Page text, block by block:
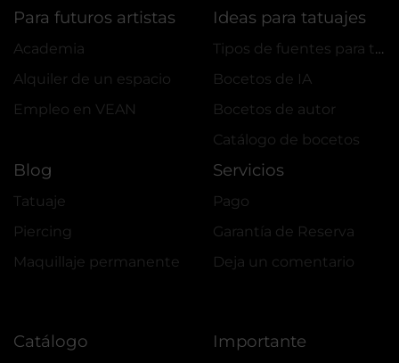
Para futuros artistas
Academia
Alquiler de un espacio
Empleo en VEAN
Ideas para tatuajes
Tipos de fuentes para tatuajes
Bocetos de IA
Bocetos de autor
Сatálogo de bocetos
Blog
Tatuaje
Piercing
Maquillaje permanente
Servicios
Pago
Garantía de Reserva
Deja un comentario
Catálogo Importante